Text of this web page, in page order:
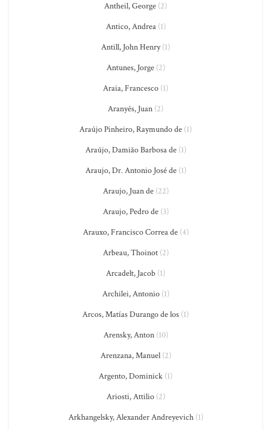
Antheil, George (2)
Antico, Andrea(1)
Antill, John Henry(1)
Antunes, Jorge(2)
Araia, Francesco (1)
Aranyés, Juan (2)
Araújo Pinheiro, Raymundo de (1)
Araújo, Damião Barbosa de(1)
Araujo, Dr. Antonio José de(1)
Araujo, Juan de(22)
Araujo, Pedro de(3)
Arauxo, Francisco Correa de(4)
Arbeau, Thoinot(2)
Arcadelt, Jacob (1)
Archilei, Antonio(1)
Arcos, Matías Durango de los (1)
Arensky, Anton(10)
Arenzana, Manuel(2)
Argento, Dominick (1)
Ariosti, Attilio(2)
Arkhangelsky, Alexander Andreyevich(1)